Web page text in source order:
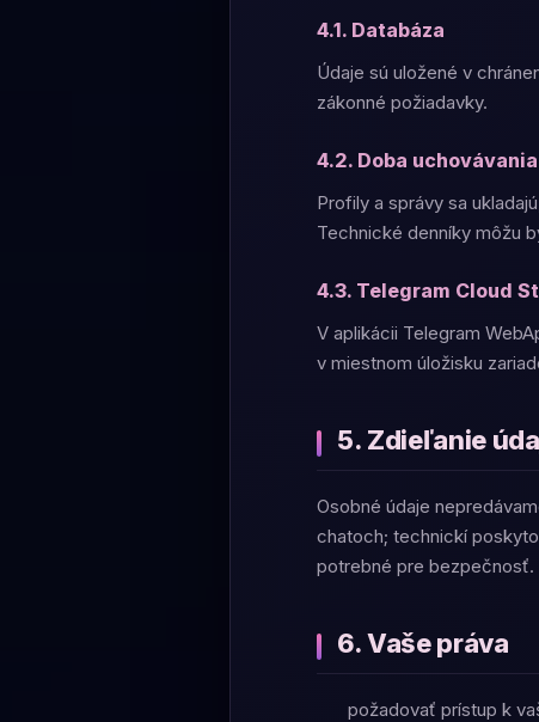
4.1. Databáza
Údaje sú uložené v
zákonné požiadavky.
4.2. Doba uchovávania
Profily a správy sa
Technické denníky môžu
4.3. Telegram Cloud
V aplikácii Telegram
v miestnom úložisku
5. Zdieľanie
Osobné údaje
chatoch; technickí
potrebné pre bezpečnosť.
6. Vaše práva
požadovať prístup k